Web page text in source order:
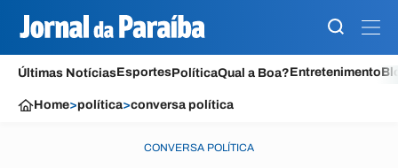
Últimas NotíciasEsportesPolíticaQual a Boa?Entretenimento
Home>política>conversa política
CONVERSA POLÍTICA